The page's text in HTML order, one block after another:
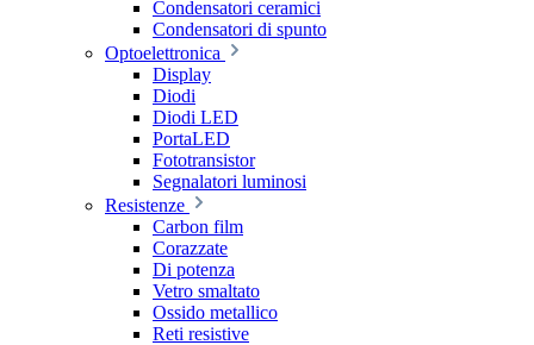
Condensatori ceramici
Condensatori di spunto
Optoelettronica
Display
Diodi
Diodi LED
PortaLED
Fototransistor
Segnalatori luminosi
Resistenze
Carbon film
Corazzate
Di potenza
Vetro smaltato
Ossido metallico
Reti resistive